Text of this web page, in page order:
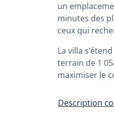
un
minutes des
ceux qui
La villa
terrain de 1
maximiser le
Description